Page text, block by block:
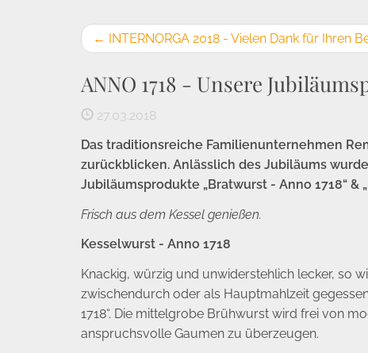
← INTERNORGA 2018 - Vielen Dank für Ihren
ANNO 1718 - Unsere
27.03.2018
Das traditionsreiche Familienunternehmen
zurückblicken. Anlässlich des Jubiläums
Jubiläumsprodukte „Bratwurst - Anno 1718“ &
Frisch aus dem Kessel genießen.
Kesselwurst - Anno 1718
Knackig, würzig und unwiderstehlich lecker, so
zwischendurch oder als Hauptmahlzeit
1718“. Die mittelgrobe Brühwurst wird frei von
anspruchsvolle Gaumen zu überzeugen.